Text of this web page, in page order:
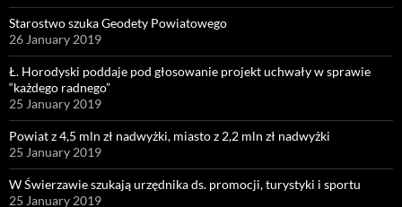
Starostwo szuka Geodety Powiatowego
26 January 2019
Ł. Horodyski poddaje pod głosowanie projekt uchwały w sprawie
“każdego radnego”
25 January 2019
Powiat z 4,5 mln zł nadwyżki, miasto z 2,2 mln zł nadwyżki
25 January 2019
W Świerzawie szukają urzędnika ds. promocji, turystyki i sportu
25 January 2019